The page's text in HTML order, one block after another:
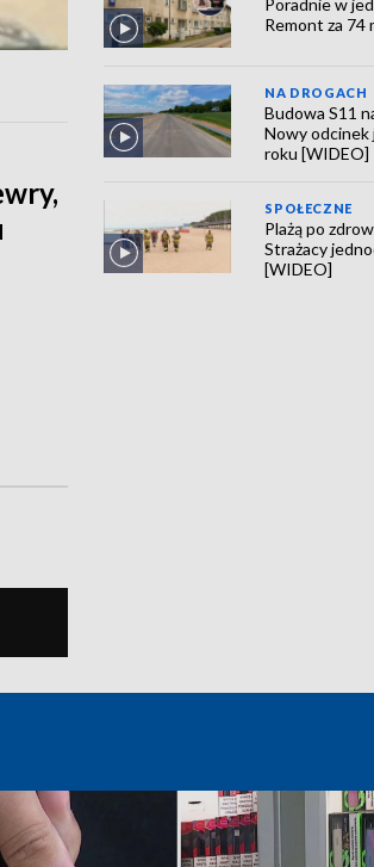
Remont za 74
NA DROGACH
Budowa S11
Nowy odcinek
roku [WIDEO]
SPOŁECZNE
Plażą po
Strażacy
[WIDEO]